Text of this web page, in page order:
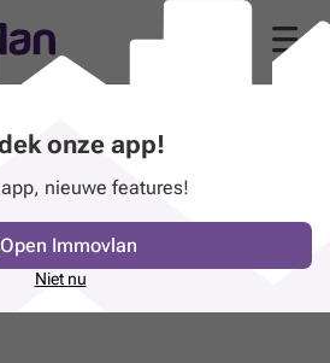
onze app!
nieuwe features!
Open Immovlan
Niet nu